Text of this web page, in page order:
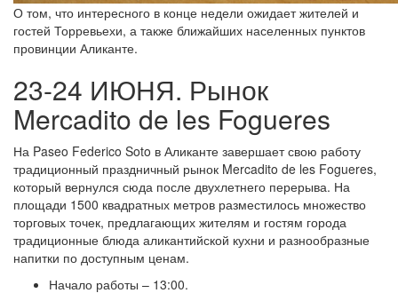
О том, что интересного в конце недели ожидает жителей и
гостей Торревьехи, а также ближайших населенных пунктов
провинции Аликанте.
23-24 ИЮНЯ. Рынок
Mercadito de les Fogueres
На Paseo Federico Soto в Аликанте завершает свою работу
традиционный праздничный рынок Mercadito de les Fogueres,
который вернулся сюда после двухлетнего перерыва. На
площади 1500 квадратных метров разместилось множество
торговых точек, предлагающих жителям и гостям города
традиционные блюда аликантийской кухни и разнообразные
напитки по доступным ценам.
Начало работы – 13:00.